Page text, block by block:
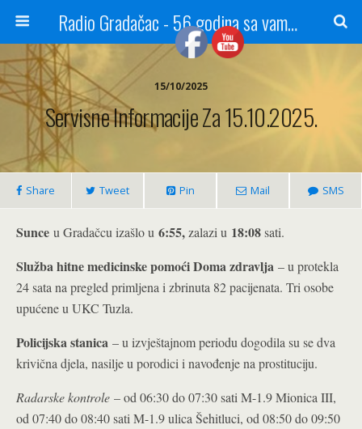
Radio Gradačac - 56 godina sa vama...
15/10/2025
Servisne Informacije Za 15.10.2025.
Share Tweet Pin Mail SMS
Sunce u Gradačcu izašlo u 6:55,zalazi u 18:08sati.
Služba hitne medicinske pomoći Doma zdravlja – u protekla
24 sata na pregled primljena i zbrinuta 82 pacijenata. Tri osobe
upućene u UKC Tuzla.
Policijska stanica – u izvještajnom periodu dogodila su se dva
krivična djela, nasilje u porodici i navođenje na prostituciju.
Radarske kontrole – od 06:30 do 07:30 sati M-1.9 Mionica III,
od 07:40 do 08:40 sati M-1.9 ulica Šehitluci, od 08:50 do 09:50